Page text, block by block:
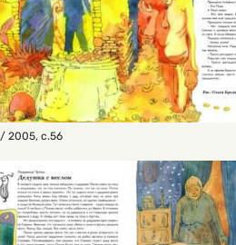
2005, с.56